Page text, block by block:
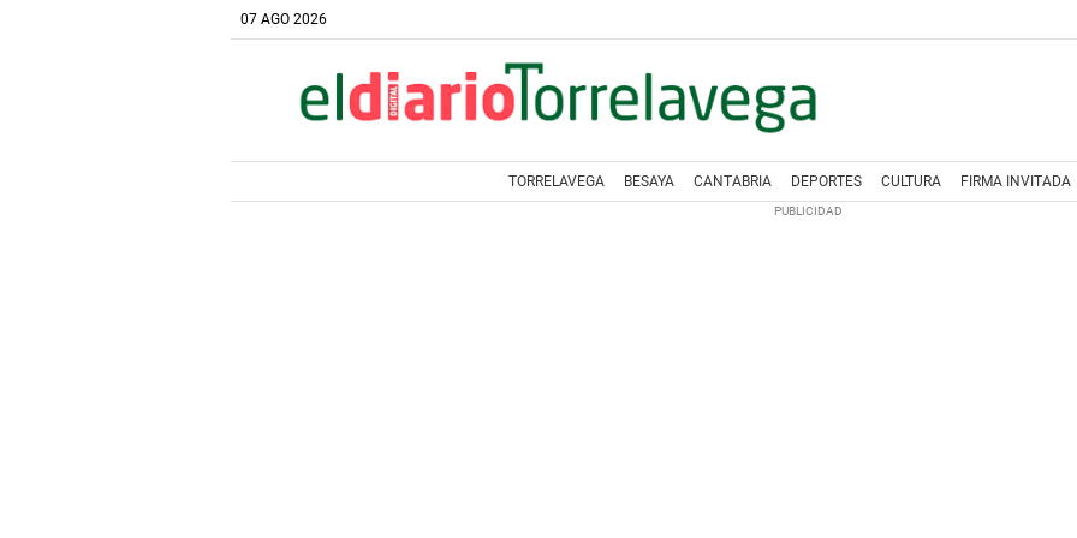
07 AGO 2026
TORRELAVEGA BESAYA CANTABRIA DEPORTES CULTURA FIRMA INVITADA